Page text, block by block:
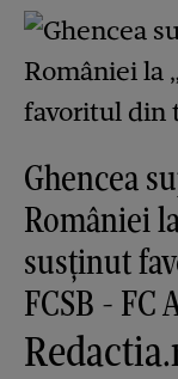
Ghencea
României
susținut
FCSB - FC